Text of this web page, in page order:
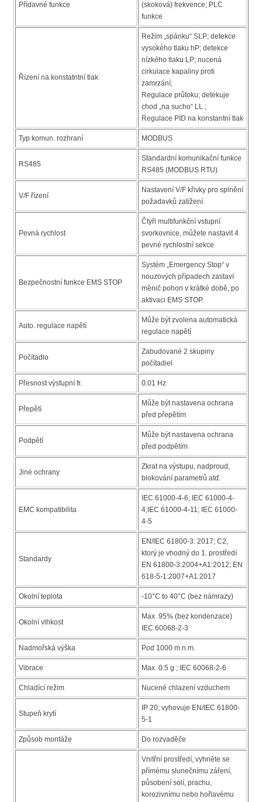
Přídavné funkce
(skoková) frekvence; PLC
funkce
Řízení na konstatntní tlak
Režim „spánku“ SLP; detekce
vysokého tlaku hP; detekce
nízkého tlaku LP; nucená
cirkulace kapaliny proti
zamrzání;
Regulace průtoku; detekuje
chod „na sucho“ LL ;
Regulace PID na konstantní tlak
Typ komun. rozhraní MODBUS
RS485
Standardní komunikační funkce
RS485 (MODBUS RTU)
V/F řízení
Nastavení V/F křivky pro splnění
požadavků zatížení.
Pevná rychlost
Čtyři multifunkční vstupní
svorkovnice, můžete nastavit 4
pevné rychlostní sekce
Bezpečnostní funkce EMS STOP
Systém „Emergency Stop“ v
nouzových případech zastaví
měnič pohon v krátké době, po
aktivaci EMS STOP.
Auto. regulace napětí
Může být zvolena automatická
regulace napětí
Počítadlo
Zabudované 2 skupiny
počítadiel
Přesnost výstupní fr. 0.01 Hz
Přepětí
Může být nastavena ochrana
před přepětím
Podpětí
Může být nastavena ochrana
před podpětím
Jiné ochrany
Zkrat na výstupu, nadproud,
blokování parametrů atď.
EMC kompatibilita
IEC 61000-4-6; IEC 61000-4-
4;IEC 61000-4-11; IEC 61000-
4-5
Standardy
EN/IEC 61800-3: 2017; C2,
ktorý je vhodný do 1. prostředí
EN 61800-3:2004+A1:2012; EN
618-5-1:2007+A1:2017
Okolní teplota -10°C to 40°C (bez námrazy)
Okolní vlhkost
Max. 95% (bez kondenzace)
IEC 60068-2-3
Nadmořská výška Pod 1000 m.n.m.
Vibrace Max. 0.5 g ; IEC 60068-2-6
Chladící režim Nucené chlazení vzduchem
Stupeň krytí
IP 20; vyhovuje EN/IEC 61800-
5-1
Způsob montáže Do rozvaděče
Vnitřní prostředí, vyhněte se
přímému slunečnímu záření,
působení solí, prachu,
korozivnímu nebo hořlavému